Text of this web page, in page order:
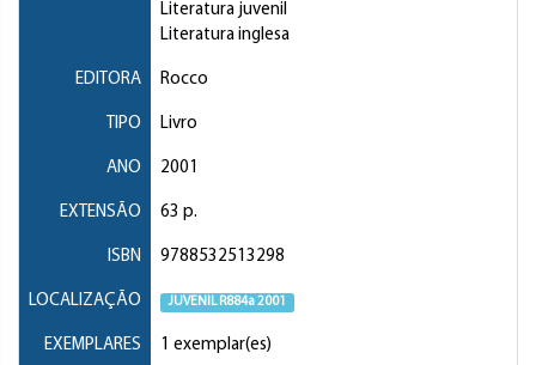
Literatura juvenil
Literatura inglesa
EDITORA Rocco
TIPO Livro
ANO 2001
EXTENSÃO 63 p.
ISBN 9788532513298
LOCALIZAÇÃO JUVENIL R884a 2001
EXEMPLARES 1 exemplar(es)